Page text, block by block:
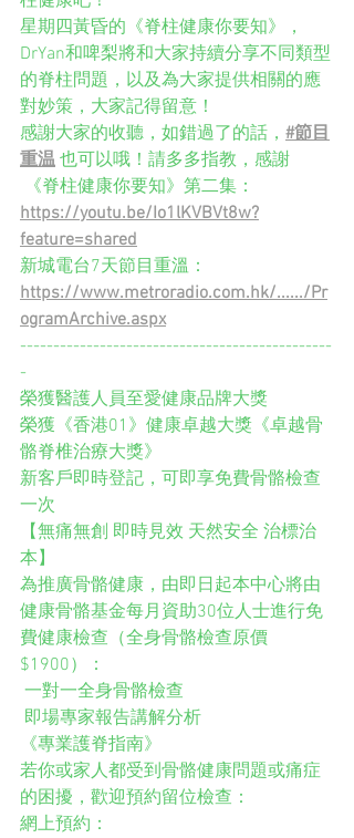
星期四黃昏的《脊柱健康你要知》，
DrYan和啤梨將和大家持續分享不同類型
的脊柱問題，以及為大家提供相關的應
對妙策，大家記得留意！
感謝大家的收聽，如錯過了的話， #節目
重温 也可以哦！請多多指教，感謝
《脊柱健康你要知》第二集：
https://youtu.be/Io1lKVBVt8w?
feature=shared
新城電台7天節目重溫：
https://www.metroradio.com.hk/....../Pr
ogramArchive.aspx
-----------------------------------------------
-
榮獲醫護人員至愛健康品牌大獎
榮獲《香港01》健康卓越大獎《卓越骨
骼脊椎治療大獎》
新客戶即時登記，可即享免費骨骼檢查
一次
【無痛無創 即時見效 天然安全 治標治
本】
為推廣骨骼健康，由即日起本中心將由
健康骨骼基金每月資助30位人士進行免
費健康檢查（全身骨骼檢查原價
$1900）：
一對一全身骨骼檢查
即場專家報告講解分析
《專業護脊指南》
若你或家人都受到骨骼健康問題或痛症
的困擾，歡迎預約留位檢查：
網上預約：